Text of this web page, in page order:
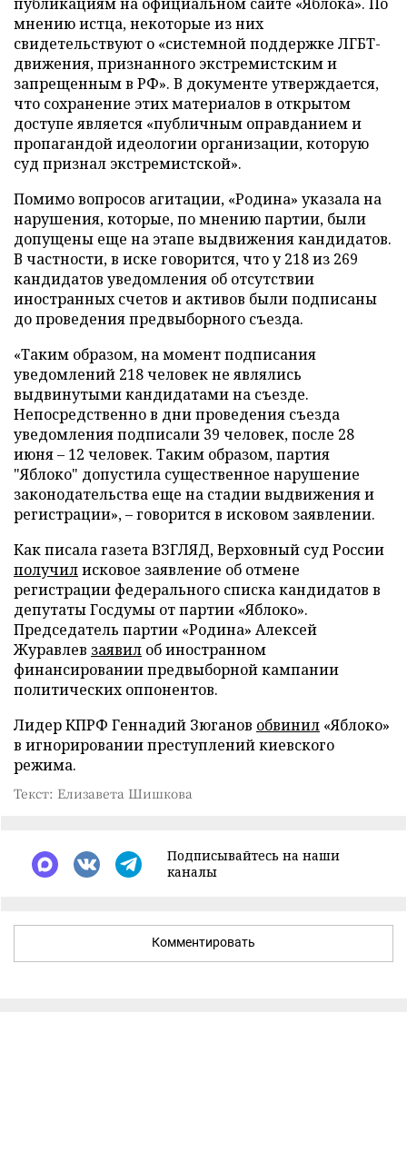
мнению истца, некоторые из них
свидетельствуют о «системной поддержке ЛГБТ-
движения, признанного экстремистским и
запрещенным в РФ». В документе утверждается,
что сохранение этих материалов в открытом
доступе является «публичным оправданием и
пропагандой идеологии организации, которую
суд признал экстремистской».
Помимо вопросов агитации, «Родина» указала на
нарушения, которые, по мнению партии, были
допущены еще на этапе выдвижения кандидатов.
В частности, в иске говорится, что у 218 из 269
кандидатов уведомления об отсутствии
иностранных счетов и активов были подписаны
до проведения предвыборного съезда.
«Таким образом, на момент подписания
уведомлений 218 человек не являлись
выдвинутыми кандидатами на съезде.
Непосредственно в дни проведения съезда
уведомления подписали 39 человек, после 28
июня – 12 человек. Таким образом, партия
"Яблоко" допустила существенное нарушение
законодательства еще на стадии выдвижения и
регистрации», – говорится в исковом заявлении.
Как писала газета ВЗГЛЯД, Верховный суд России
получилисковое заявление об отмене
регистрации федерального списка кандидатов в
депутаты Госдумы от партии «Яблоко».
Председатель партии «Родина» Алексей
Журавлев заявил об иностранном
финансировании предвыборной кампании
политических оппонентов.
Лидер КПРФ Геннадий Зюганов обвинил «Яблоко»
в игнорировании преступлений киевского
режима.
Текст: Елизавета Шишкова
Подписывайтесь на наши
каналы
Комментировать